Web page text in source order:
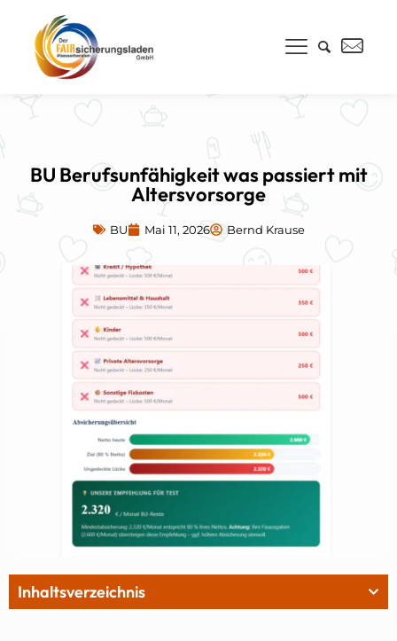
BU Berufsunfähigkeit was passiert mit
Altersvorsorge
BU Mai 11, 2026 Bernd Krause
Inhaltsverzeichnis